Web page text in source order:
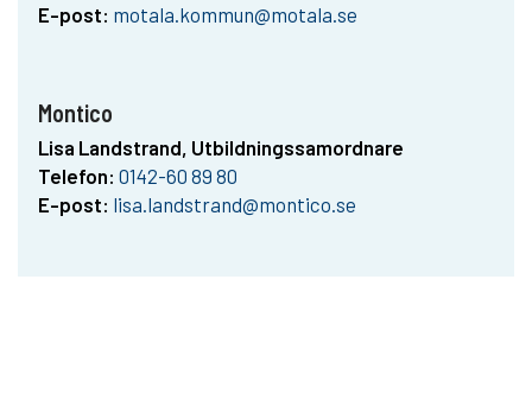
E-post: motala.kommun@motala.se
Montico
Lisa Landstrand, Utbildningssamordnare
Telefon: 0142-60 89 80
E-post: lisa.landstrand@montico.se